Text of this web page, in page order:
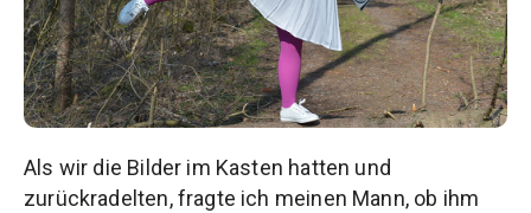
Als wir die Bilder im Kasten hatten und
zurückradelten, fragte ich meinen Mann, ob ihm